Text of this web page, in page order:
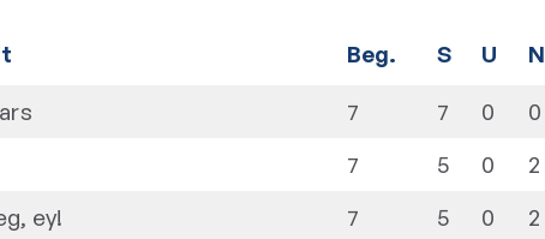
Beg. S U N
7 7 0 0
7 5 0 2
ey! 7 5 0 2